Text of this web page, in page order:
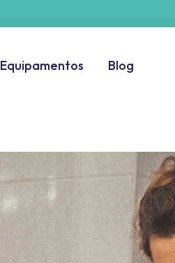
Equipamentos Blog